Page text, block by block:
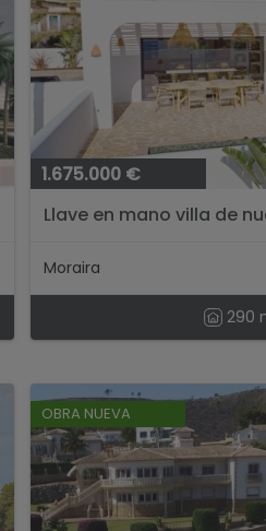
1.675.000 €
Llave en mano villa de
Moraira
290
OBRA NUEVA